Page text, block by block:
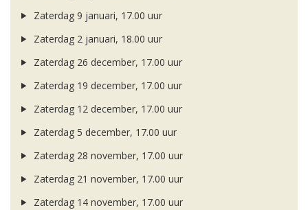
Zaterdag 9 januari, 17.00 uur
Zaterdag 2 januari, 18.00 uur
Zaterdag 26 december, 17.00 uur
Zaterdag 19 december, 17.00 uur
Zaterdag 12 december, 17.00 uur
Zaterdag 5 december, 17.00 uur
Zaterdag 28 november, 17.00 uur
Zaterdag 21 november, 17.00 uur
Zaterdag 14 november, 17.00 uur